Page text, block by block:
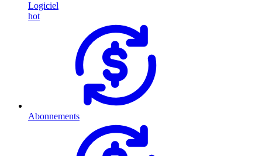
Logiciel
hot
Abonnements